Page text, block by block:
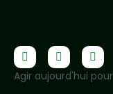
Agir aujourd'hui